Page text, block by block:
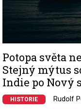
Potopa světa
Stejný mýtus
Indie po Nový
HISTORIE Rudolf